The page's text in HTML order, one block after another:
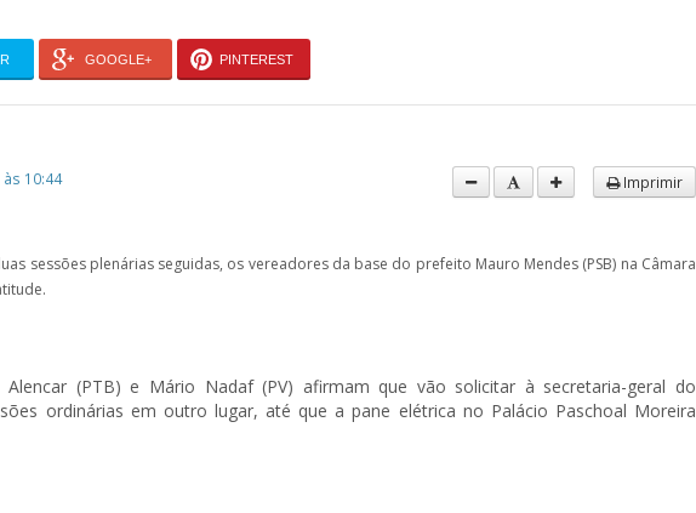
GOOGLE+ PINTEREST
10:44
Imprimir
sessões plenárias seguidas, os vereadores da base do prefeito Mauro Mendes (PSB) na Câmara
Alencar (PTB) e Mário Nadaf (PV) afirmam que vão solicitar à secretaria-geral do
ordinárias em outro lugar, até que a pane elétrica no Palácio Paschoal Moreira